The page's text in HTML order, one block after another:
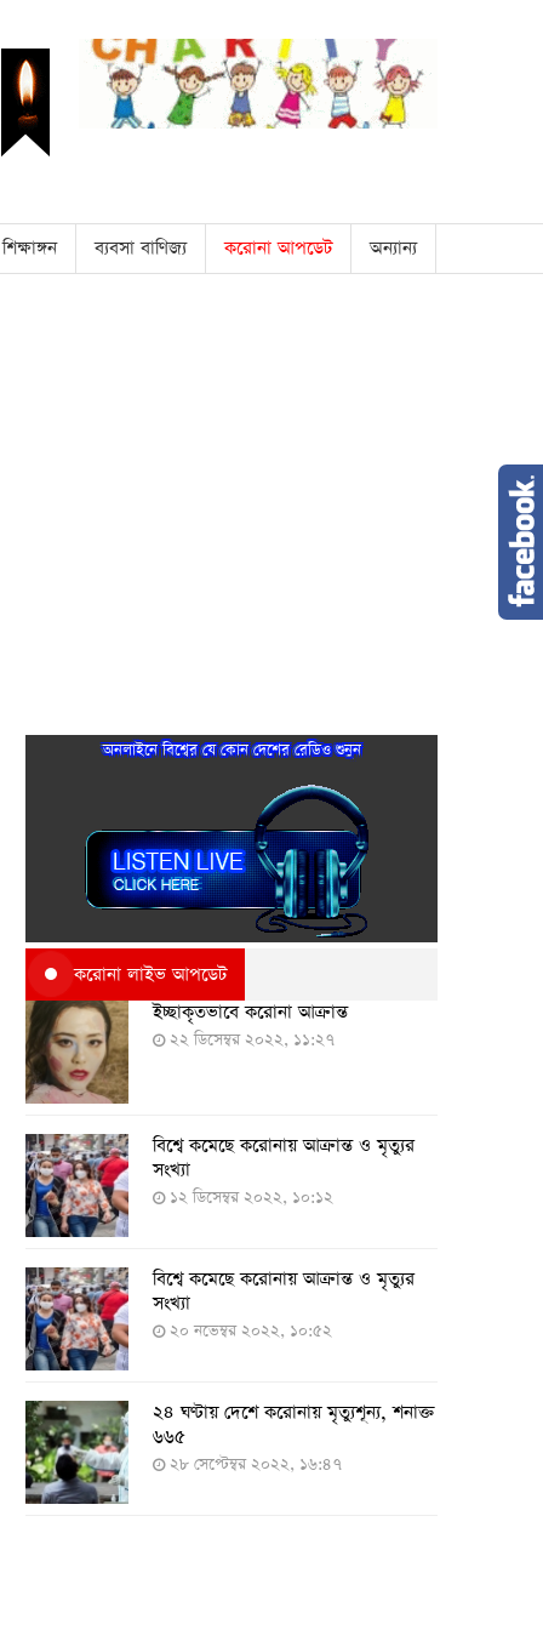
শিক্ষাঙ্গন ব্যবসা বাণিজ্য করোনা আপডেট অন্যান্য
অনলাইনে বিশ্বের যে কোন দেশের রেডিও শুনুন
করোনা লাইভ আপডেট
ইচ্ছাকৃতভাবে করোনা আক্রান্ত
২২ ডিসেম্বর ২০২২, ১১:২৭
বিশ্বে কমেছে করোনায় আক্রান্ত ও মৃত্যুর
সংখ্যা
১২ ডিসেম্বর ২০২২, ১০:১২
বিশ্বে কমেছে করোনায় আক্রান্ত ও মৃত্যুর
সংখ্যা
২০ নভেম্বর ২০২২, ১০:৫২
২৪ ঘণ্টায় দেশে করোনায় মৃত্যুশূন্য, শনাক্ত
৬৬৫
২৮ সেপ্টেম্বর ২০২২, ১৬:৪৭